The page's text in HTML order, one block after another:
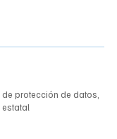
protección de datos,